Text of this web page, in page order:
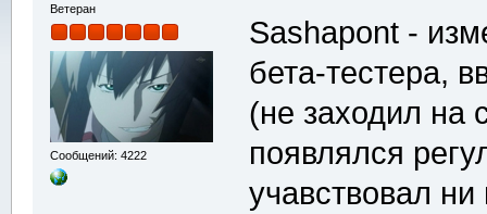
Ветеран
Сообщений: 4222
Sashapont -
бета-тестера,
(не заходил на
появлялся
учавствовал